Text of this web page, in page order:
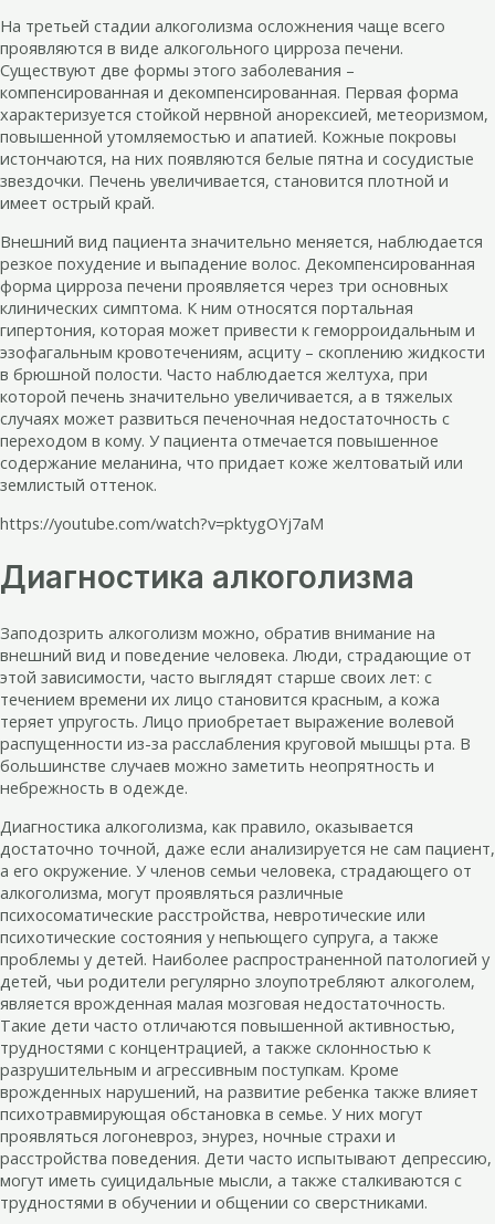
На третьей стадии алкоголизма осложнения чаще всего
проявляются в виде алкогольного цирроза печени.
Существуют две формы этого заболевания –
компенсированная и декомпенсированная. Первая форма
характеризуется стойкой нервной анорексией, метеоризмом,
повышенной утомляемостью и апатией. Кожные покровы
истончаются, на них появляются белые пятна и сосудистые
звездочки. Печень увеличивается, становится плотной и
имеет острый край.
Внешний вид пациента значительно меняется, наблюдается
резкое похудение и выпадение волос. Декомпенсированная
форма цирроза печени проявляется через три основных
клинических симптома. К ним относятся портальная
гипертония, которая может привести к геморроидальным и
эзофагальным кровотечениям, асциту – скоплению жидкости
в брюшной полости. Часто наблюдается желтуха, при
которой печень значительно увеличивается, а в тяжелых
случаях может развиться печеночная недостаточность с
переходом в кому. У пациента отмечается повышенное
содержание меланина, что придает коже желтоватый или
землистый оттенок.
https://youtube.com/watch?v=pktygOYj7aM
Диагностика алкоголизма
Заподозрить алкоголизм можно, обратив внимание на
внешний вид и поведение человека. Люди, страдающие от
этой зависимости, часто выглядят старше своих лет: с
течением времени их лицо становится красным, а кожа
теряет упругость. Лицо приобретает выражение волевой
распущенности из-за расслабления круговой мышцы рта. В
большинстве случаев можно заметить неопрятность и
небрежность в одежде.
Диагностика алкоголизма, как правило, оказывается
достаточно точной, даже если анализируется не сам пациент,
а его окружение. У членов семьи человека, страдающего от
алкоголизма, могут проявляться различные
психосоматические расстройства, невротические или
психотические состояния у непьющего супруга, а также
проблемы у детей. Наиболее распространенной патологией у
детей, чьи родители регулярно злоупотребляют алкоголем,
является врожденная малая мозговая недостаточность.
Такие дети часто отличаются повышенной активностью,
трудностями с концентрацией, а также склонностью к
разрушительным и агрессивным поступкам. Кроме
врожденных нарушений, на развитие ребенка также влияет
психотравмирующая обстановка в семье. У них могут
проявляться логоневроз, энурез, ночные страхи и
расстройства поведения. Дети часто испытывают депрессию,
могут иметь суицидальные мысли, а также сталкиваются с
трудностями в обучении и общении со сверстниками.